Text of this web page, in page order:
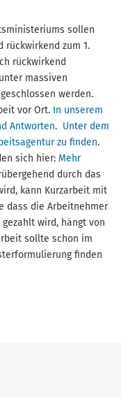
sollen
rückwirkend zum 1.
rückwirkend
massiven
werden.
vor Ort. In unserem
Antworten. Unter dem
zu finden.
sich hier: Mehr
durch das
kann Kurzarbeit mit
dass die Arbeitnehmer
wird, hängt von
sollte schon im
finden